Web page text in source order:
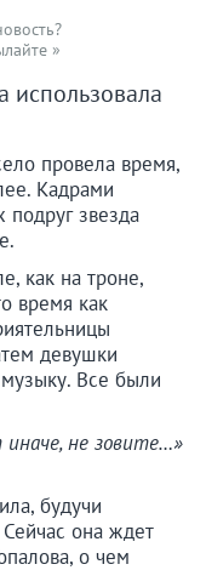
»
использовала
провела время,
Кадрами
подруг звезда
как на троне,
время как
девушки
Все были
не зовите…»
будучи
она ждет
о чем